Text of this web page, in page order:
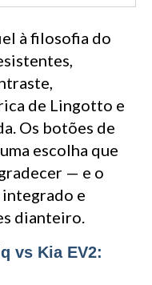
à filosofia do
de Lingotto e
Os botões de
escolha que
— e o
e
dianteiro.
vs Kia EV2: